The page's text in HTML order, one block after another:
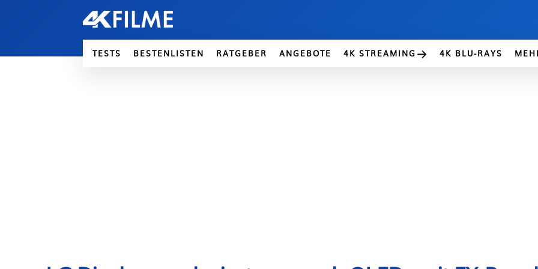
TESTS BESTENLISTEN RATGEBER ANGEBOTE 4K STREAMING 4K BLU-RAYS